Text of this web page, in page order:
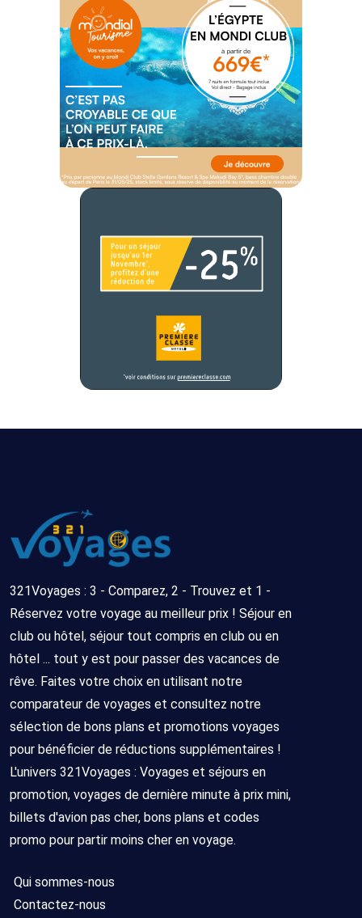
321Voyages : 3 - Comparez, 2 - Trouvez et 1 -
Réservez votre voyage au meilleur prix ! Séjour en
club ou hôtel, séjour tout compris en club ou en
hôtel ... tout y est pour passer des vacances de
rêve. Faites votre choix en utilisant notre
comparateur de voyages et consultez notre
sélection de bons plans et promotions voyages
pour bénéficier de réductions supplémentaires !
L'univers 321Voyages : Voyages et séjours en
promotion, voyages de dernière minute à prix mini,
billets d'avion pas cher, bons plans et codes
promo pour partir moins cher en voyage.
Qui sommes-nous
Contactez-nous